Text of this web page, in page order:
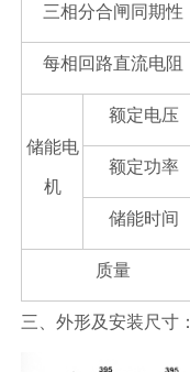
三相分合闸同期性
每相回路直流电阻
储能电
机
额定电压
额定功率
储能时间
质量
三、外形及安装尺寸：